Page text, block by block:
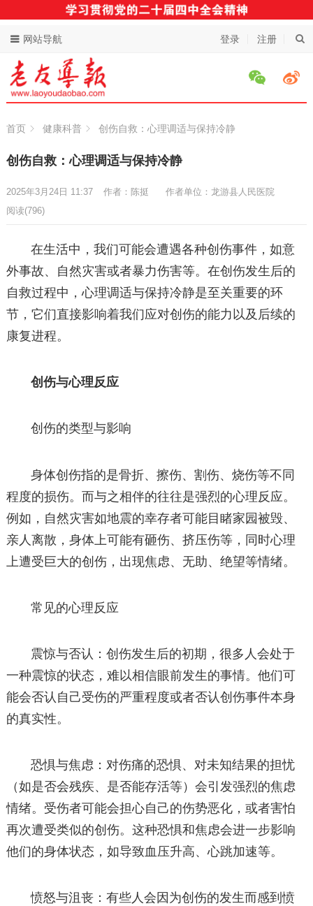
登录 注册
网站导航
首页 健康科普 创伤自救：心理调适与保持冷静
创伤自救：心理调适与保持冷静
作者：陈挺 作者单位：龙游县人民医院
2025年3月24日 11:37
阅读(796)
在生活中，我们可能会遭遇各种创伤事件，如意
外事故、自然灾害或者暴力伤害等。在创伤发生后的
自救过程中，心理调适与保持冷静是至关重要的环
节，它们直接影响着我们应对创伤的能力以及后续的
康复进程。
创伤与心理反应
创伤的类型与影响
身体创伤指的是骨折、擦伤、割伤、烧伤等不同
程度的损伤。而与之相伴的往往是强烈的心理反应。
例如，自然灾害如地震的幸存者可能目睹家园被毁、
亲人离散，身体上可能有砸伤、挤压伤等，同时心理
上遭受巨大的创伤，出现焦虑、无助、绝望等情绪。
常见的心理反应
震惊与否认：创伤发生后的初期，很多人会处于
一种震惊的状态，难以相信眼前发生的事情。他们可
能会否认自己受伤的严重程度或者否认创伤事件本身
的真实性。
恐惧与焦虑：对伤痛的恐惧、对未知结果的担忧
（如是否会残疾、是否能存活等）会引发强烈的焦虑
情绪。受伤者可能会担心自己的伤势恶化，或者害怕
再次遭受类似的创伤。这种恐惧和焦虑会进一步影响
他们的身体状态，如导致血压升高、心跳加速等。
愤怒与沮丧：有些人会因为创伤的发生而感到愤